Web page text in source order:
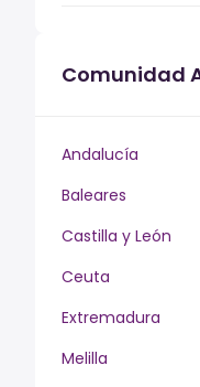
Comunidad
Andalucía
Baleares
Castilla y León
Ceuta
Extremadura
Melilla